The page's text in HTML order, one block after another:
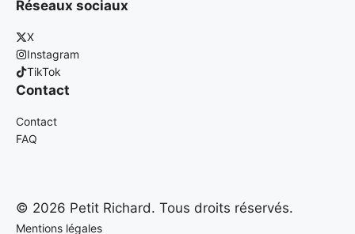
Réseaux sociaux
X
Instagram
TikTok
Contact
Contact
FAQ
© 2026 Petit Richard. Tous droits réservés.
Mentions légales